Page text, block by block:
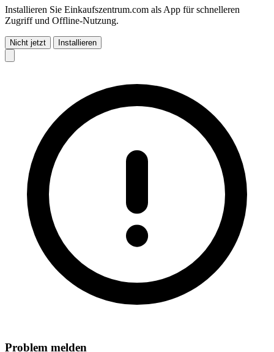
Installieren Sie Einkaufszentrum.com als App für schnelleren
Zugriff und Offline-Nutzung.
Nicht jetzt Installieren
Problem melden